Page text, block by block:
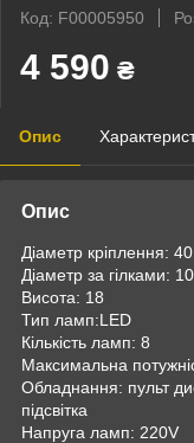
Код: F00005950
4 590 ₴
Опис
Опис
Діаметр кріплення: 40
Діаметр за гілками:
Висота: 18
Тип ламп:LED
Кількість ламп: 8
Максимальна
Обладнання: пульт
підсвітка
Напруга ламп: 220V